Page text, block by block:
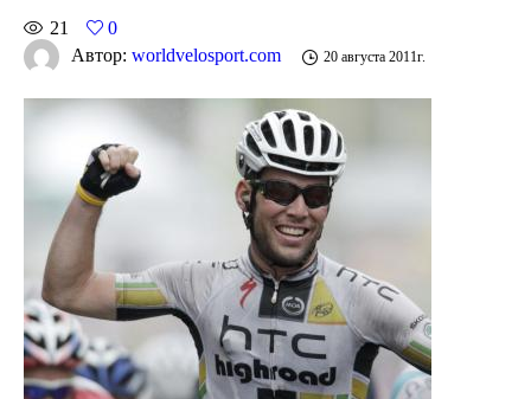
21
0
Автор: worldvelosport.com 20 августа 2011г.